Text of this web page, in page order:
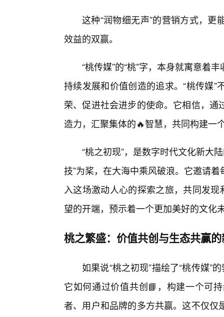
这种“润物细无声”的营销方式，
效益的双赢。
“桃传媒”的“桃”字，本身就寓意着
持续发展和价值创造的追求。“桃传媒
荣、促进社会进步的使命。它相信，
造力，汇聚集体的🔥智慧，共同构建一
“桃之初现”，是数字时代文化新大
技”为桨，在大海中乘风破浪。它邀请
入这场激动人心的探索之旅，共同发
望的开端，预示着一个更加美好的文化
桃之繁盛：价值共创与生态共赢
如果说“桃之初现”描绘了“桃传媒”
它如何通过价值共创📘，构建一个可
者、用户和品牌的多方共赢。这不仅